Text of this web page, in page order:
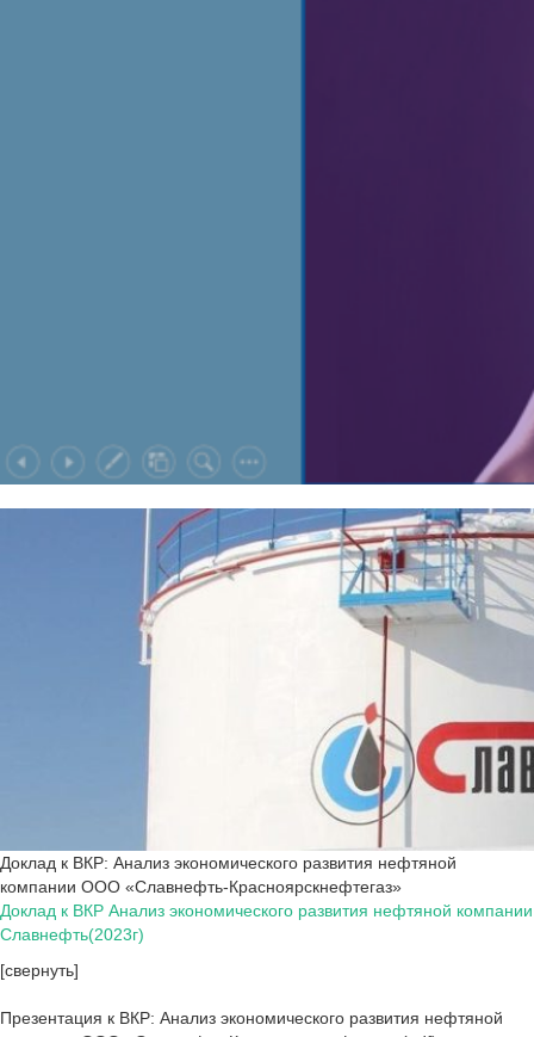
Доклад к ВКР: Анализ экономического развития нефтяной
компании ООО «Славнефть-Красноярскнефтегаз»
Доклад к ВКР Анализ экономического развития нефтяной компании
Славнефть(2023г)
[свернуть]
Презентация к ВКР: Анализ экономического развития нефтяной